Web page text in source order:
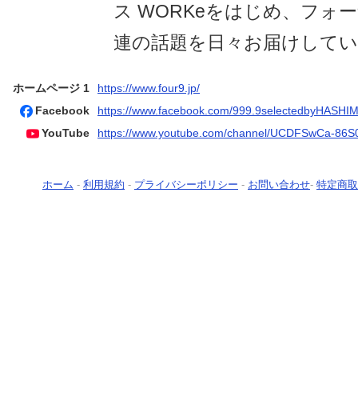
ス WORKeをはじめ、フォ
連の話題を日々お届けして
ホームページ 1
https://www.four9.jp/
Facebook
https://www.facebook.com/
YouTube
https://www.youtube.com/channel/UCDFSwCa-
ホーム - 利用規約 - プライバシーポリシー - お問い合わせ- 特定商